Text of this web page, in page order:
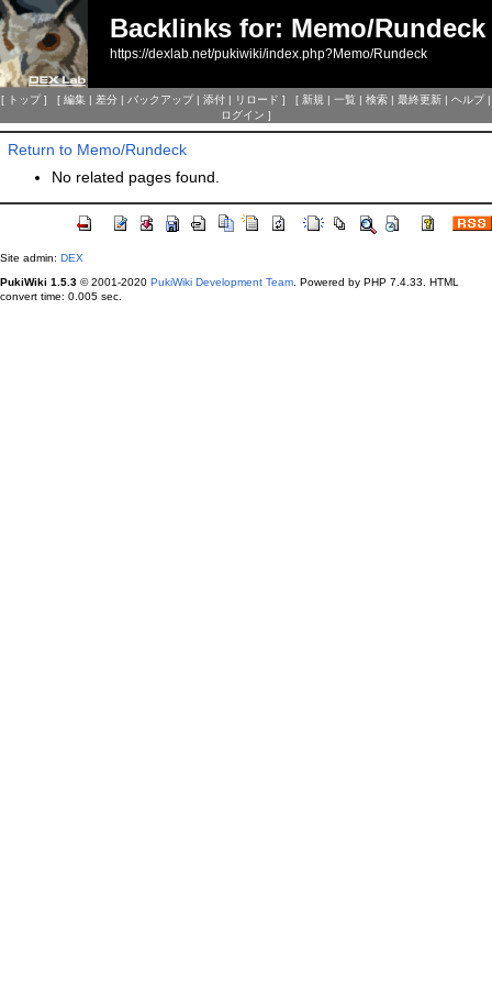
Backlinks for: Memo/Rundeck
https://dexlab.net/pukiwiki/index.php?Memo/Rundeck
[ トップ] [ 編集 | 差分 | バックアップ| 添付 | リロード ] [ 新規 | 一覧 | 検索 | 最終更新 | ヘルプ|
ログイン ]
Return to Memo/Rundeck
No related pages found.
Site admin: DEX
PukiWiki 1.5.3 © 2001-2020 PukiWiki Development Team. Powered by PHP 7.4.33. HTML
convert time: 0.005 sec.